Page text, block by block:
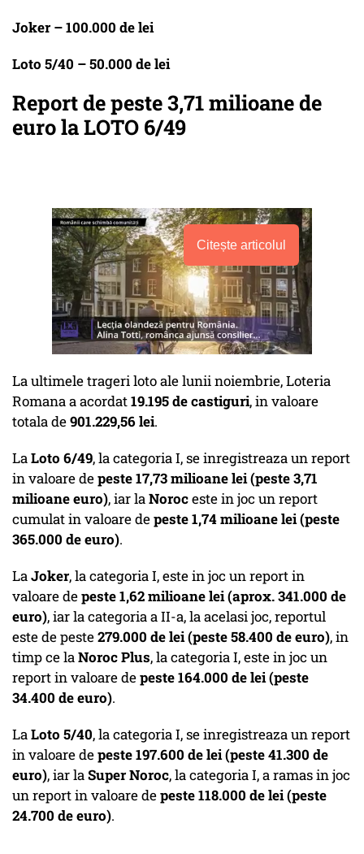
Joker – 100.000 de lei
Loto 5/40 – 50.000 de lei
Report de peste 3,71 milioane de
euro la LOTO 6/49
Citește articolul
La ultimele trageri loto ale lunii noiembrie, Loteria
Romana a acordat19.195 de castiguri, in valoare
totala de901.229,56 lei.
LaLoto 6/49, la categoria I, se inregistreaza un report
in valoare depeste 17,73 milioanelei(peste 3,71
milioane euro),iar laNoroceste in joc un report
cumulat in valoare depeste 1,74 milioane lei (peste
365.000 de euro).
LaJoker, la categoria I, este in joc un report in
valoare depeste 1,62 milioane lei(aprox. 341.000 de
euro), iar la categoria a II-a, la acelasi joc, reportul
este de peste279.000 de lei (peste 58.400 de euro), in
timp ce laNoroc Plus, la categoria I, este in joc un
report in valoare depeste 164.000 de lei (peste
34.400 de euro).
LaLoto 5/40, la categoria I,se inregistreaza un report
in valoare depeste 197.600 de lei (peste 41.300 de
euro), iar laSuper Noroc, la categoria I, a ramas in joc
un report in valoare depeste 118.000 de lei(peste
24.700 de euro).